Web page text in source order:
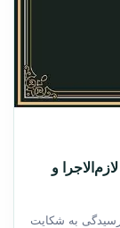
و
رسیدگی به شکایت